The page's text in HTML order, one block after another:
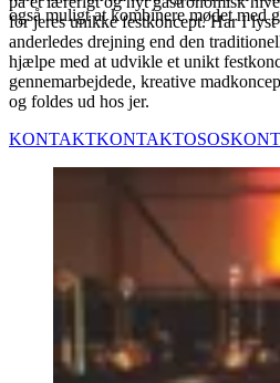
også muligt at kombinere mødet med
for jeres unikke festkoncept. Har I lyst
anderledes drejning end den
hjælpe med at udvikle et unikt
gennemarbejdede, kreative
og foldes ud hos jer.
KONTAKTKONTAKTOSOS